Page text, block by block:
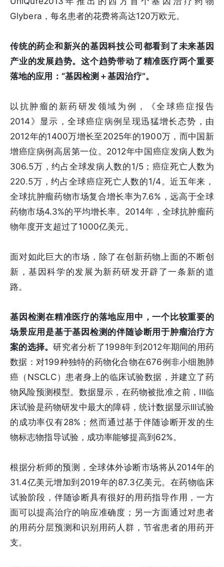
Glybera，每名患者的花费将高达120万欧元。
传统的药企和新兴的基因科技公司都看到了未来基因
产业的发展趋势。这个趋势带动了精准医疗两个重要
落地的应用：“基因检测＋基因治疗”。
以抗肿瘤的新药研发领域为例，《全球癌症报告
2014》显示，全球癌症病例呈现迅猛增长态势，由
2012年的1400万增长至2025年的1900万，而中国新
增癌症病例高居第一位。2012年中国癌症发病人数为
306.5万，约占全球发病人数的1/5；癌症死亡人数为
220.5万，约占全球癌症死亡人数的1/4。近五年来，
全球抗肿瘤药物市场复合增长率为7.6%，远高于全球
药物市场4.3%的平均增长率。2014年，全球抗肿瘤药
物年度开支超过了1000亿美元。
面对如此巨大的市场，除了在创新药物上面的不断创
新，基因科学的发展为新药研发开辟了一条新的道
路。
基因检测在精准医疗的落地应用中，一个比较重要的
场景应用是基于基因检测的伴随诊断用于肿瘤治疗方
案的选择。研究者分析了1998年到2012年期间的用药
数据：对199种独特的药物化合物在676例非小细胞肺
癌（NSCLC）患者身上的临床试验数据，并建立了药
物风险预测模型。数据显示，在药物被批准之前，III临
床试验是药物研发中最大的障碍，统计数据显示III试验
的成功率仅有28%；然而通过基于伴随诊断开发的生
物标志物指导试验，成功率能够提高到62%。
根据分析师的预测，全球体外诊断市场将从2014年的
31.4亿美元增加到2019年的87.3亿美元。在药物临床
试验阶段，伴随诊断具有很好的用药指导作用，一方
面可以提高治疗的响应准确度；另一方面通过对患者
的用药分层预测和识别用药人群，节省患者的用药开
支。